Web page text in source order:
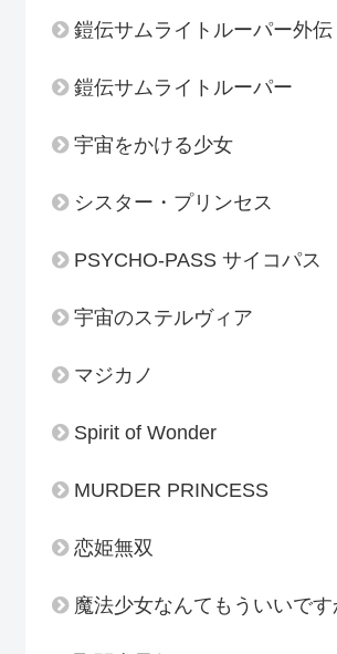
鎧伝サムライトルーパー外伝
鎧伝サムライトルーパー
宇宙をかける少女
シスター・プリンセス
PSYCHO-PASS サイコパス
宇宙のステルヴィア
マジカノ
Spirit of Wonder
MURDER PRINCESS
恋姫無双
魔法少女なんてもういいです